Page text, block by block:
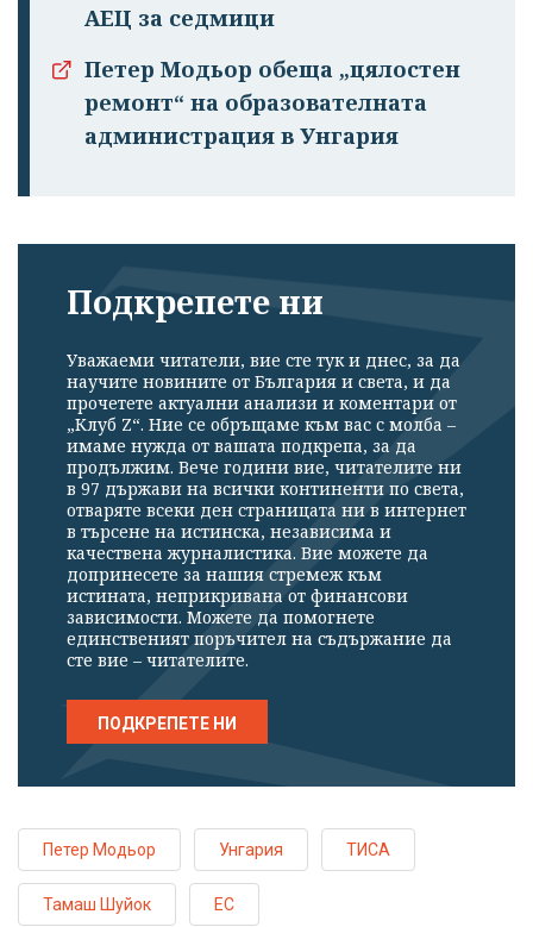
АЕЦ за седмици
Петер Модьор обеща „цялостен
ремонт“ на образователната
администрация в Унгария
Подкрепете ни
Уважаеми читатели, вие сте тук и днес, за да
научите новините от България и света, и да
прочетете актуални анализи и коментари от
„Клуб Z“. Ние се обръщаме към вас с молба –
имаме нужда от вашата подкрепа, за да
продължим. Вече години вие, читателите ни
в 97 държави на всички континенти по света,
отваряте всеки ден страницата ни в интернет
в търсене на истинска, независима и
качествена журналистика. Вие можете да
допринесете за нашия стремеж към
истината, неприкривана от финансови
зависимости. Можете да помогнете
единственият поръчител на съдържание да
сте вие – читателите.
ПОДКРЕПЕТЕ НИ
Петер Модьор Унгария ТИСА
Тамаш Шуйок ЕС